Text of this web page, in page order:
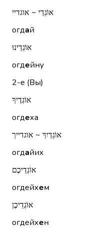
אוֹגְדַי ~ אוגדיי
огдай
אוֹגְדֵינוּ
огдейну
2-е (Вы)
אוֹגְדֶיךָ
огдеха
אוֹגְדַיִךְ ~ אוגדייך
огдайих
אוֹגְדֵיכֶם
огдейхем
אוֹגְדֵיכֶן
огдейхен